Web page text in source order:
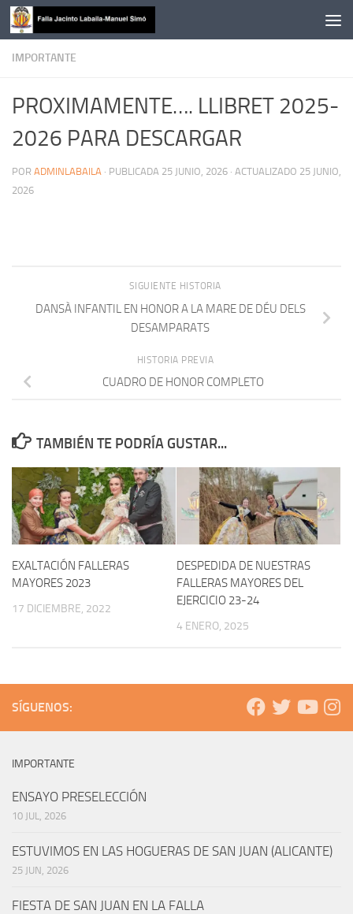
Saltar al contenido
IMPORTANTE
PROXIMAMENTE…. LLIBRET 2025-
2026 PARA DESCARGAR
POR ADMINLABAILA · PUBLICADA 25 JUNIO, 2026 · ACTUALIZADO 25 JUNIO,
2026
SIGUIENTE HISTORIA
DANSÀ INFANTIL EN HONOR A LA MARE DE DÉU DELS
DESAMPARATS
HISTORIA PREVIA
CUADRO DE HONOR COMPLETO
TAMBIÉN TE PODRÍA GUSTAR...
EXALTACIÓN FALLERAS
MAYORES 2023
17 DICIEMBRE, 2022
DESPEDIDA DE NUESTRAS
FALLERAS MAYORES DEL
EJERCICIO 23-24
4 ENERO, 2025
SÍGUENOS:
IMPORTANTE
ENSAYO PRESELECCIÓN
10 JUL, 2026
ESTUVIMOS EN LAS HOGUERAS DE SAN JUAN (ALICANTE)
25 JUN, 2026
FIESTA DE SAN JUAN EN LA FALLA